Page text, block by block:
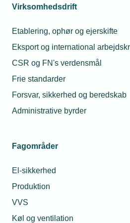
Virksomhedsdrift
Etablering, ophør og ejerskifte
Eksport og international
CSR og FN's verdensmål
Frie standarder
Forsvar, sikkerhed og beredskab
Administrative byrder
Fagområder
El-sikkerhed
Produktion
VVS
Køl og ventilation
Hvis dit virksomhedscertifikat
forpligtet til straks at meddele
Pension via
Se også
DBI Retningslinjer
DBI Godkendelser
Læs mere